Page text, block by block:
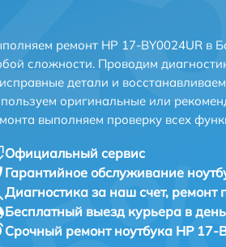
ремонт HP 17-BY0024UR в
сложности. Проводим
детали и
оригинальные или
выполняем проверку всех
Официальный сервис
Гарантийное обслуживание
Диагностика за наш счет, ремонт
Бесплатный выезд курьера в
Срочный ремонт ноутбука HP 17-